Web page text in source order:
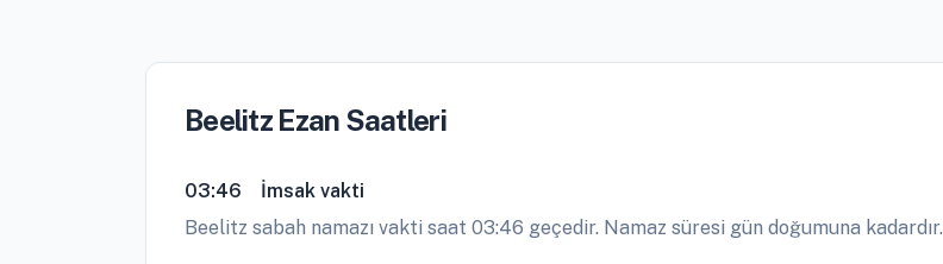
Beelitz Ezan Saatleri
03:46
İmsak vakti
Beelitz sabah namazı vakti saat 03:46 geçedir. Namaz süresi gün doğumuna kadardır.